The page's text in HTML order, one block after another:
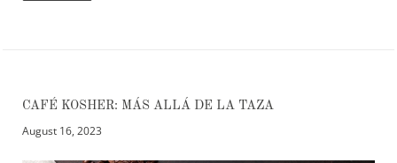
CAFÉ KOSHER: MÁS ALLÁ DE LA TAZA
August 16, 2023